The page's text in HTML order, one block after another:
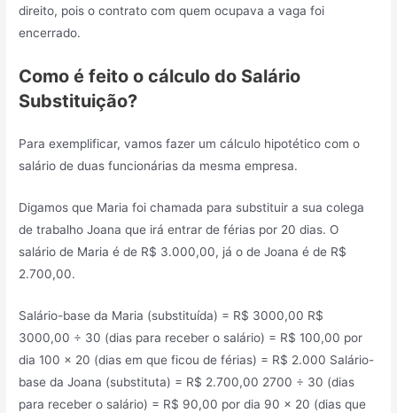
direito, pois o contrato com quem ocupava a vaga foi
encerrado.
Como é feito o cálculo do Salário
Substituição?
Para exemplificar, vamos fazer um cálculo hipotético com o
salário de duas funcionárias da mesma empresa.
Digamos que Maria foi chamada para substituir a sua colega
de trabalho Joana que irá entrar de férias por 20 dias. O
salário de Maria é de R$ 3.000,00, já o de Joana é de R$
2.700,00.
Salário-base da Maria (substituída) = R$ 3000,00 R$
3000,00 ÷ 30 (dias para receber o salário) = R$ 100,00 por
dia 100 x 20 (dias em que ficou de férias) = R$ 2.000 Salário-
base da Joana (substituta) = R$ 2.700,00 2700 ÷ 30 (dias
para receber o salário) = R$ 90,00 por dia 90 x 20 (dias que